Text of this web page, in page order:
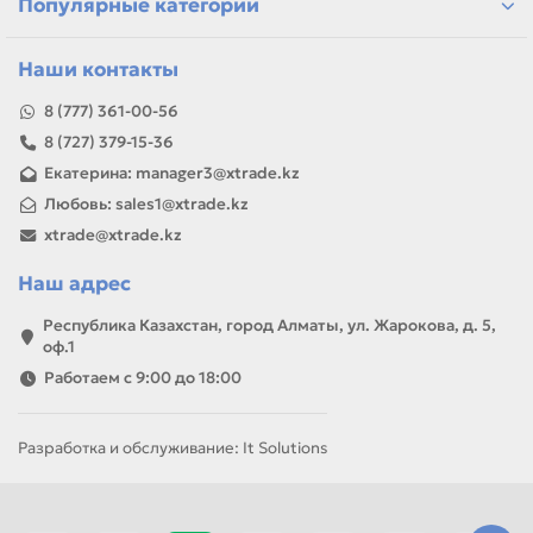
Популярные категории
Наши контакты
8 (777) 361-00-56
8 (727) 379-15-36
Екатерина: manager3@xtrade.kz
Любовь: sales1@xtrade.kz
xtrade@xtrade.kz
Наш адрес
Республика Казахстан, город Алматы, ул. Жарокова, д. 5,
оф.1
Работаем с 9:00 до 18:00
Разработка и обслуживание: It Solutions